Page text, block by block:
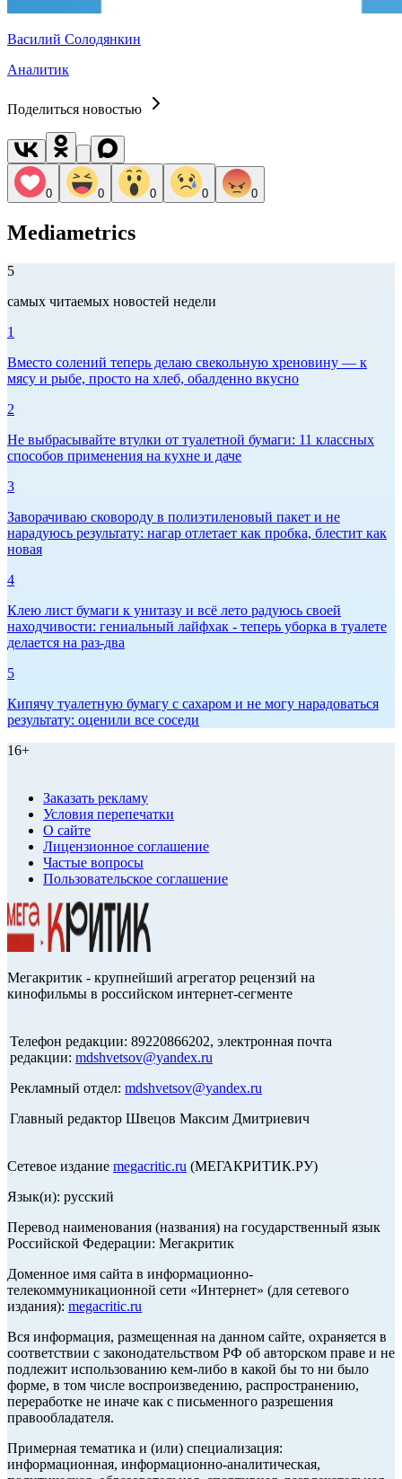
Василий Солодянкин
Аналитик
Поделиться новостью
0 0 0 0 0
Mediametrics
5
самых читаемых новостей недели
1
Вместо солений теперь делаю свекольную хреновину — к
мясу и рыбе, просто на хлеб, обалденно вкусно
2
Не выбрасывайте втулки от туалетной бумаги: 11 классных
способов применения на кухне и даче
3
Заворачиваю сковороду в полиэтиленовый пакет и не
нарадуюсь результату: нагар отлетает как пробка, блестит как
новая
4
Клею лист бумаги к унитазу и всё лето радуюсь своей
находчивости: гениальный лайфхак - теперь уборка в туалете
делается на раз-два
5
Кипячу туалетную бумагу с сахаром и не могу нарадоваться
результату: оценили все соседи
16+
Заказать рекламу
Условия перепечатки
О сайте
Лицензионное соглашение
Частые вопросы
Пользовательское соглашение
Мегакритик - крупнейший агрегатор рецензий на
кинофильмы в российском интернет-сегменте
Телефон редакции: 89220866202, электронная почта
редакции: mdshvetsov@yandex.ru
Рекламный отдел: mdshvetsov@yandex.ru
Главный редактор Швецов Максим Дмитриевич
Сетевое издание megacritic.ru (МЕГАКРИТИК.РУ)
Язык(и): русский
Перевод наименования (названия) на государственный язык
Российской Федерации: Мегакритик
Доменное имя сайта в информационно-
телекоммуникационной сети «Интернет» (для сетевого
издания): megacritic.ru
Вся информация, размещенная на данном сайте, охраняется в
соответствии с законодательством РФ об авторском праве и не
подлежит использованию кем-либо в какой бы то ни было
форме, в том числе воспроизведению, распространению,
переработке не иначе как с письменного разрешения
правообладателя.
Примерная тематика и (или) специализация:
информационная, информационно-аналитическая,